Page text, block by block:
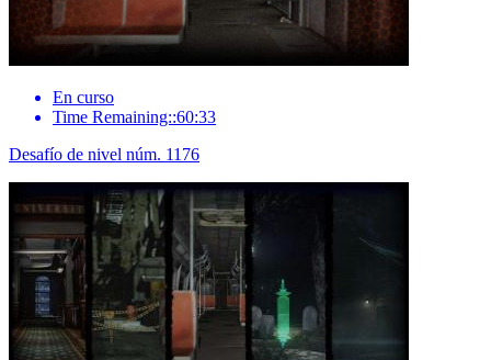
En curso
Time Remaining::60:33
Desafío de nivel núm. 1176